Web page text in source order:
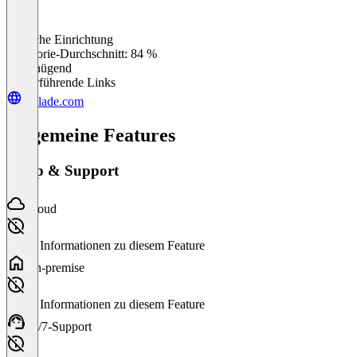
Einfache Einrichtung
Kategorie-Durchschnitt: 84 %
Ungenügend
Weiterführende Links
iqblade.com
Allgemeine Features
Setup & Support
Cloud
Keine Informationen zu diesem Feature
On-premise
Keine Informationen zu diesem Feature
24/7-Support